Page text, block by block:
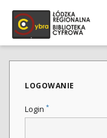
LOGOWANIE
Login *